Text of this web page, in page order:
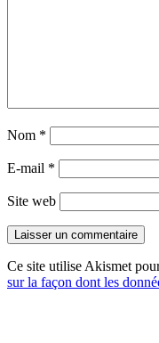
Nom *
E-mail *
Site web
Ce site utilise Akismet
sur la façon dont les